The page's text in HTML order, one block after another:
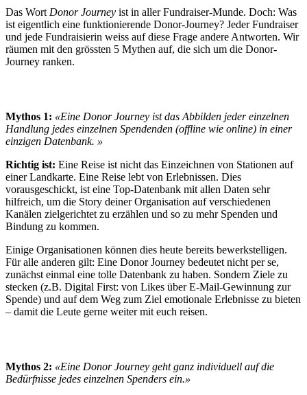
Das Wort Donor Journey ist in aller Fundraiser-Munde. Doch: Was
ist eigentlich eine funktionierende Donor-Journey? Jeder Fundraiser
und jede Fundraisierin weiss auf diese Frage andere Antworten. Wir
räumen mit den grössten 5 Mythen auf, die sich um die Donor-
Journey ranken.
Mythos 1: «Eine Donor Journey ist das Abbilden jeder einzelnen
Handlung jedes einzelnen Spendenden (offline wie online) in einer
einzigen Datenbank. »
Richtig ist: Eine Reise ist nicht das Einzeichnen von Stationen auf
einer Landkarte. Eine Reise lebt von Erlebnissen. Dies
vorausgeschickt, ist eine Top-Datenbank mit allen Daten sehr
hilfreich, um die Story deiner Organisation auf verschiedenen
Kanälen zielgerichtet zu erzählen und so zu mehr Spenden und
Bindung zu kommen.
Einige Organisationen können dies heute bereits bewerkstelligen.
Für alle anderen gilt: Eine Donor Journey bedeutet nicht per se,
zunächst einmal eine tolle Datenbank zu haben. Sondern Ziele zu
stecken (z.B. Digital First: von Likes über E-Mail-Gewinnung zur
Spende) und auf dem Weg zum Ziel emotionale Erlebnisse zu bieten
– damit die Leute gerne weiter mit euch reisen.
Mythos 2: «Eine Donor Journey geht ganz individuell auf die
Bedürfnisse jedes einzelnen Spenders ein.»